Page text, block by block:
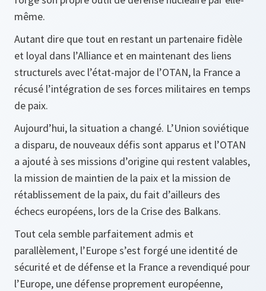
même.
Autant dire que tout en restant un partenaire fidèle
et loyal dans l’Alliance et en maintenant des liens
structurels avec l’état-major de l’OTAN, la France a
récusé l’intégration de ses forces militaires en temps
de paix.
Aujourd’hui, la situation a changé. L’Union soviétique
a disparu, de nouveaux défis sont apparus et l’OTAN
a ajouté à ses missions d’origine qui restent valables,
la mission de maintien de la paix et la mission de
rétablissement de la paix, du fait d’ailleurs des
échecs européens, lors de la Crise des Balkans.
Tout cela semble parfaitement admis et
parallèlement, l’Europe s’est forgé une identité de
sécurité et de défense et la France a revendiqué pour
l’Europe, une défense proprement européenne,